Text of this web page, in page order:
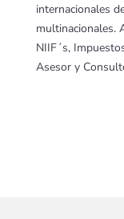
internacionales
multinacionales.
NIIF´s,
Asesor y